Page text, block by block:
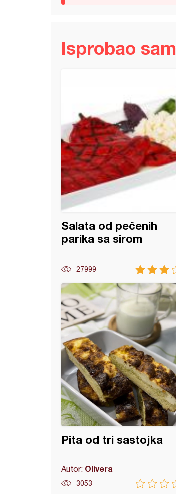
Isprobao sam
Salata od pečenih
parika sa sirom
27999
Pita od tri sastojka
Autor: Olivera
3053
ručak sa Halumi sirom